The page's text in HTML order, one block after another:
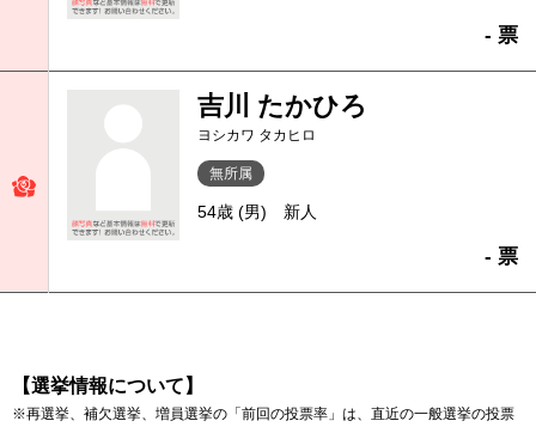
- 票
吉川 たかひろ
ヨシカワ タカヒロ
無所属
54歳 (男) 新人
- 票
【選挙情報について】
※再選挙、補欠選挙、増員選挙の「前回の投票率」は、直近の一般選挙の投票